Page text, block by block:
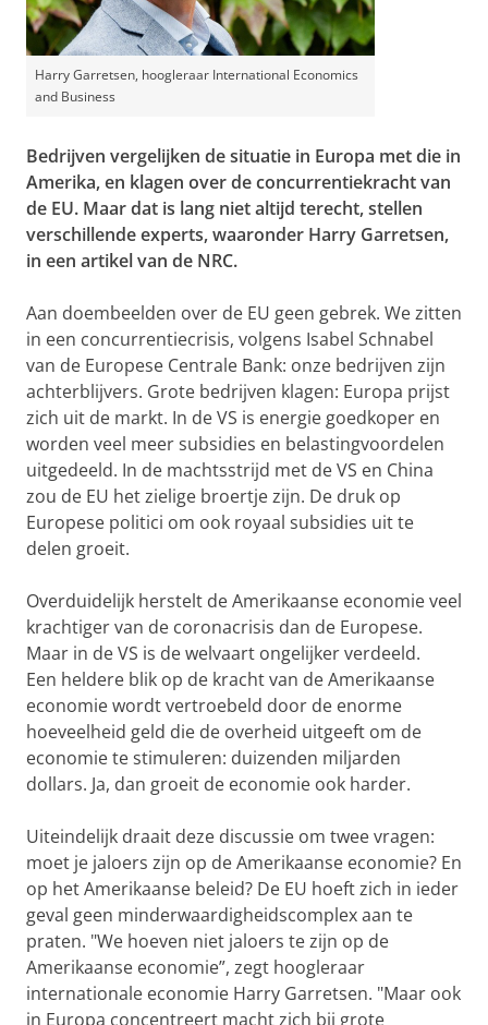
Harry Garretsen, hoogleraar International Economics
and Business
Bedrijven vergelijken de situatie in Europa met die in
Amerika, en klagen over de concurrentiekracht van
de EU. Maar dat is lang niet altijd terecht, stellen
verschillende experts, waaronder Harry Garretsen,
in een artikel van de NRC.
Aan doembeelden over de EU geen gebrek. We zitten
in een concurrentiecrisis, volgens Isabel Schnabel
van de Europese Centrale Bank: onze bedrijven zijn
achterblijvers. Grote bedrijven klagen: Europa prijst
zich uit de markt. In de VS is energie goedkoper en
worden veel meer subsidies en belastingvoordelen
uitgedeeld. In de machtsstrijd met de VS en China
zou de EU het zielige broertje zijn. De druk op
Europese politici om ook royaal subsidies uit te
delen groeit.
Overduidelijk herstelt de Amerikaanse economie veel
krachtiger van de coronacrisis dan de Europese.
Maar in de VS is de welvaart ongelijker verdeeld.
Een heldere blik op de kracht van de Amerikaanse
economie wordt vertroebeld door de enorme
hoeveelheid geld die de overheid uitgeeft om de
economie te stimuleren: duizenden miljarden
dollars. Ja, dan groeit de economie ook harder.
Uiteindelijk draait deze discussie om twee vragen:
moet je jaloers zijn op de Amerikaanse economie? En
op het Amerikaanse beleid? De EU hoeft zich in ieder
geval geen minderwaardigheidscomplex aan te
praten. "We hoeven niet jaloers te zijn op de
Amerikaanse economie”, zegt hoogleraar
internationale economie Harry Garretsen. "Maar ook
in Europa concentreert macht zich bij grote